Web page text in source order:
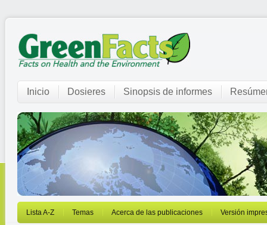
Inicio Dosieres Sinopsis de informes
Lista A-Z Temas Acerca de las publicaciones Versión